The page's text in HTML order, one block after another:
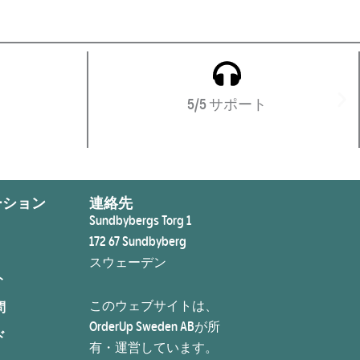
5/5 サポート
ョン 連絡先
Sundbybergs Torg 1
172 67 Sundbyberg
スウェーデン
このウェブサイトは、
OrderUp Sweden ABが所
有・運営しています。